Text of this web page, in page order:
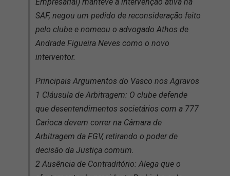
SAF, negou um pedido de reconsideração feito
pelo clube e nomeou o advogado Athos de
Andrade Figueira Neves como o novo
interventor.
Principais Argumentos do Vasco nos Agravos
1 Cláusula de Arbitragem: O clube defende
que desentendimentos societários com a 777
Carioca devem correr na Câmara de
Arbitragem da FGV, retirando o poder de
decisão da Justiça comum.
2 Ausência de Contraditório: Alega que o